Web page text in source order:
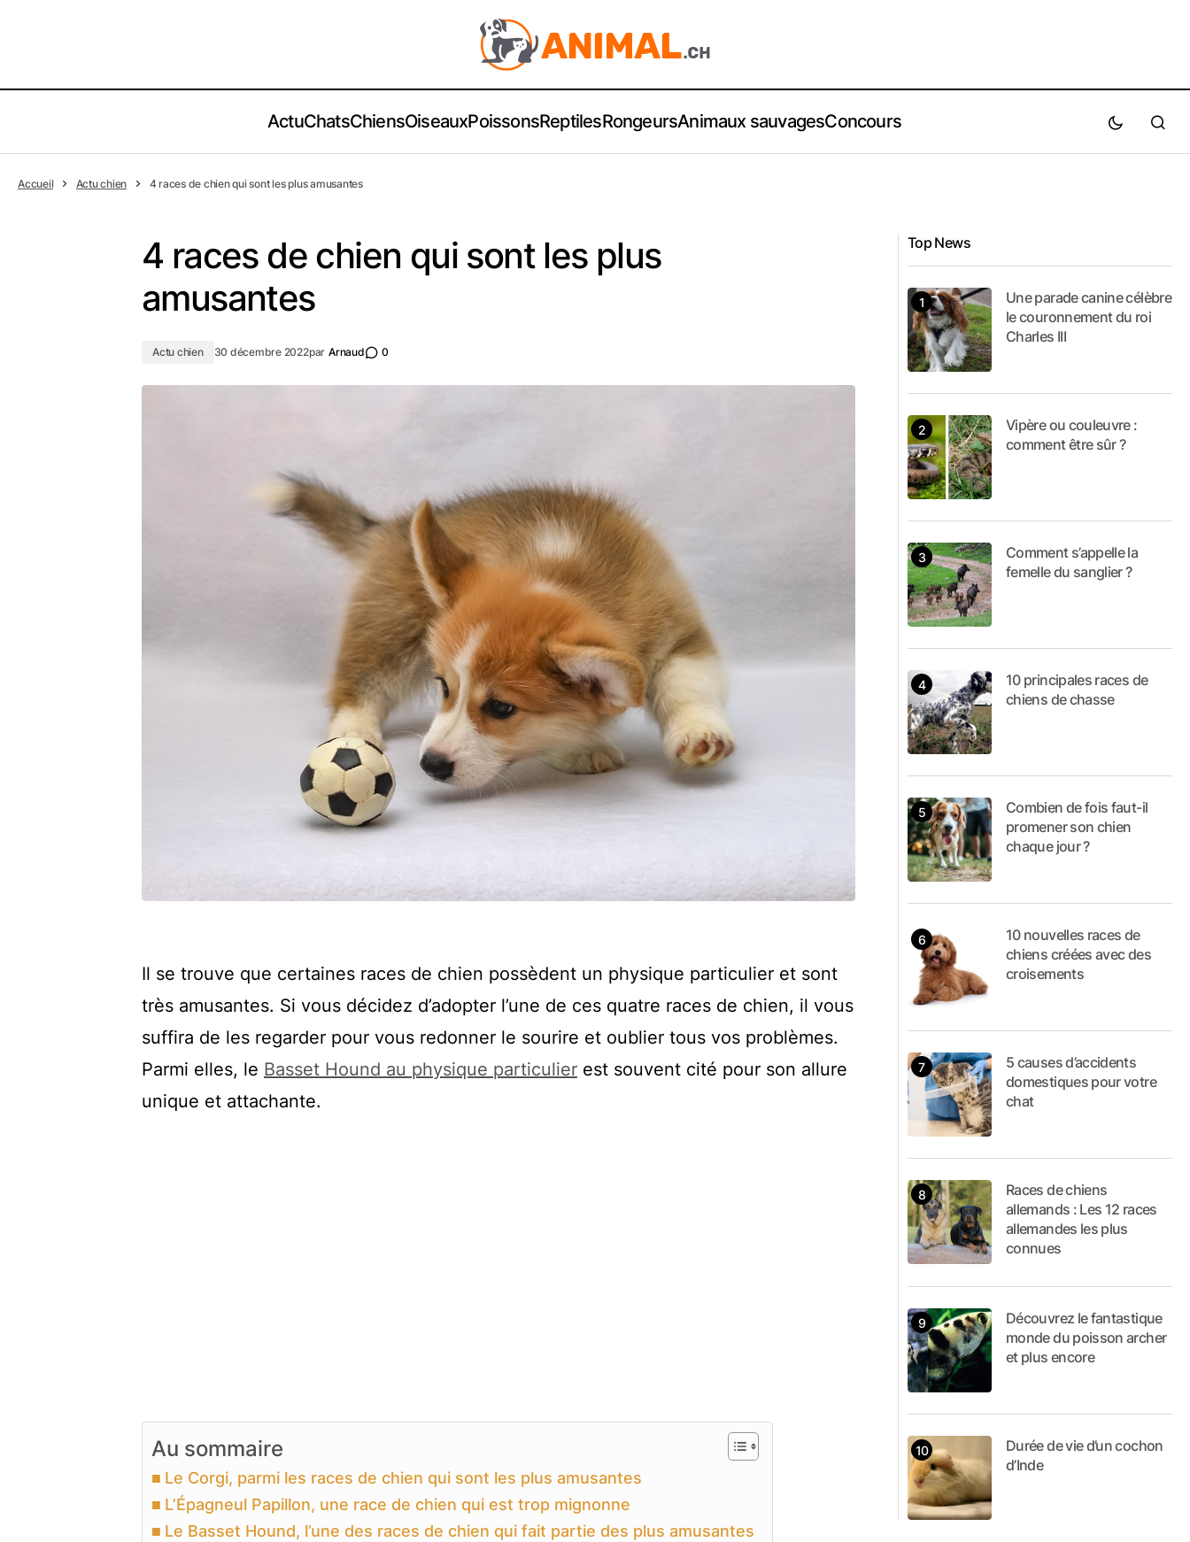
ActuChatsChiensOiseauxPoissonsReptilesRongeursAnimaux sauvagesConcours
Accueil Actu chien 4 races de chien qui sont les plus amusantes
4 races de chien qui sont les plus
amusantes
Actu chien 30 décembre 2022par Arnaud 0
Il se trouve que certaines races de chien possèdent un physique particulier et sont
très amusantes. Si vous décidez d’adopter l’une de ces quatre races de chien, il vous
suffira de les regarder pour vous redonner le sourire et oublier tous vos problèmes.
Parmi elles, le Basset Hound au physique particulier est souvent cité pour son allure
unique et attachante.
Au sommaire
Le Corgi, parmi les races de chien qui sont les plus amusantes
L’Épagneul Papillon, une race de chien qui est trop mignonne
Le Basset Hound, l’une des races de chien qui fait partie des plus amusantes
Top News
Une parade canine célèbre
le couronnement du roi
Charles III
Vipère ou couleuvre :
comment être sûr ?
Comment s’appelle la
femelle du sanglier ?
10 principales races de
chiens de chasse
Combien de fois faut-il
promener son chien
chaque jour ?
10 nouvelles races de
chiens créées avec des
croisements
5 causes d’accidents
domestiques pour votre
chat
Races de chiens
allemands : Les 12 races
allemandes les plus
connues
Découvrez le fantastique
monde du poisson archer
et plus encore
Durée de vie d’un cochon
d’Inde